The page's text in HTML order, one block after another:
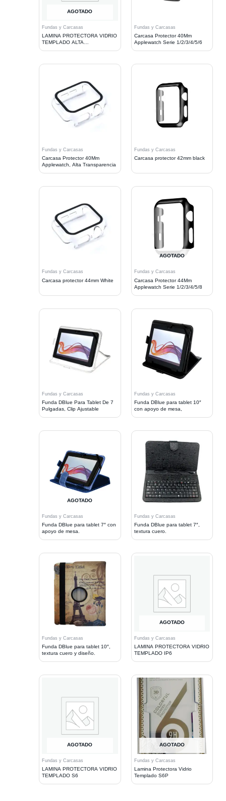
AGOTADO
Fundas y Carcasas
LAMINA PROTECTORA VIDRIO
TEMPLADO ALTA
Fundas y Carcasas
Carcasa Protector 40Mm
Applewatch Serie 1/2/3/4/5/6
Fundas y Carcasas
Carcasa Protector 40Mm
Applewatch, Alta Transparencia
Fundas y Carcasas
Carcasa protector 42mm black
Fundas y Carcasas
Carcasa protector 44mm White
AGOTADO
Fundas y Carcasas
Carcasa Protector 44Mm
Applewatch Serie 1/2/3/4/5/8
Fundas y Carcasas
Funda DBlue Para Tablet De 7
Pulgadas, Clip Ajustable
Fundas y Carcasas
Funda DBlue para tablet 10″
con apoyo de mesa,
AGOTADO
Fundas y Carcasas
Funda DBlue para tablet 7″ con
apoyo de mesa.
Fundas y Carcasas
Funda DBlue para tablet 7″,
textura cuero.
Fundas y Carcasas
Funda DBlue para tablet 10″,
textura cuero y diseño.
AGOTADO
Fundas y Carcasas
LAMINA PROTECTORA VIDRIO
TEMPLADO IP6
AGOTADO
Fundas y Carcasas
LAMINA PROTECTORA VIDRIO
TEMPLADO S6
AGOTADO
Fundas y Carcasas
Lamina Protectora Vidrio
Templado S6P